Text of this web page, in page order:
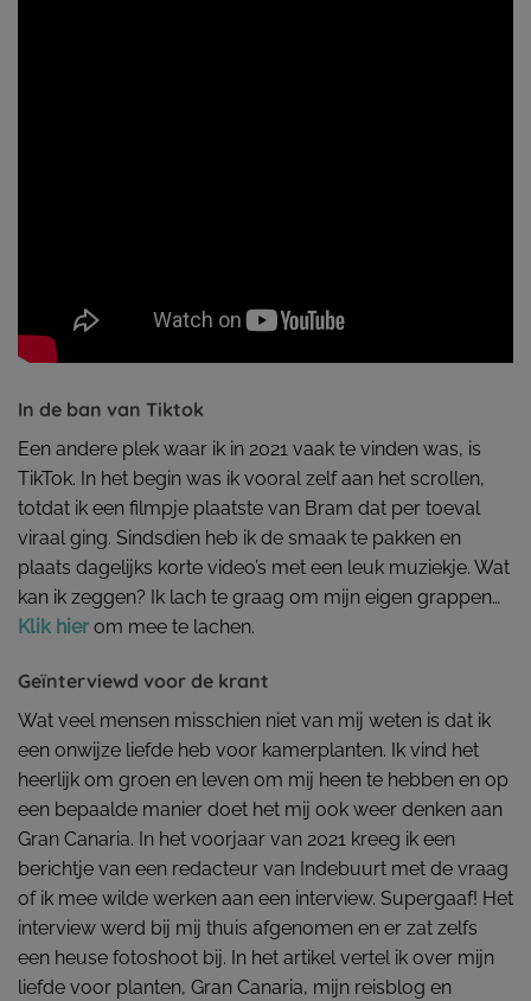
In de ban van Tiktok
Een andere plek waar ik in 2021 vaak te vinden was, is
TikTok. In het begin was ik vooral zelf aan het scrollen,
totdat ik een filmpje plaatste van Bram dat per toeval
viraal ging. Sindsdien heb ik de smaak te pakken en
plaats dagelijks korte video’s met een leuk muziekje. Wat
kan ik zeggen? Ik lach te graag om mijn eigen grappen…
Klik hier om mee te lachen.
Geïnterviewd voor de krant
Wat veel mensen misschien niet van mij weten is dat ik
een onwijze liefde heb voor kamerplanten. Ik vind het
heerlijk om groen en leven om mij heen te hebben en op
een bepaalde manier doet het mij ook weer denken aan
Gran Canaria. In het voorjaar van 2021 kreeg ik een
berichtje van een redacteur van Indebuurt met de vraag
of ik mee wilde werken aan een interview. Supergaaf! Het
interview werd bij mij thuis afgenomen en er zat zelfs
een heuse fotoshoot bij. In het artikel vertel ik over mijn
liefde voor planten, Gran Canaria, mijn reisblog en